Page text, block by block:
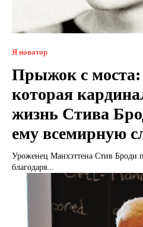
Я новатор
Прыжок с
которая
жизнь Стива
ему всемирную
Уроженец Манхэттена Стив Броди
благодаря...